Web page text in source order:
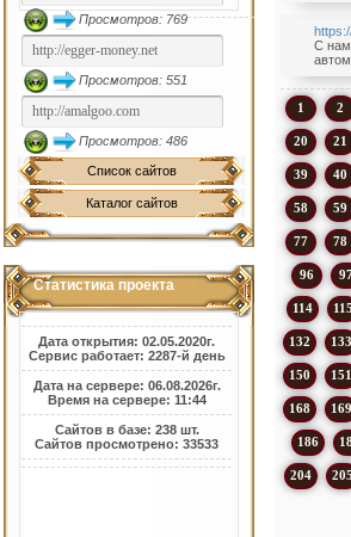
Просмотров: 769
Просмотров: 551
Просмотров: 486
Список сайтов
Каталог сайтов
Статистика проекта
Дата открытия: 02.05.2020г.
Сервис работает: 2287-й день
Дата на сервере: 06.08.2026г.
Время на сервере: 11:44
Сайтов в базе: 238 шт.
Сайтов просмотрено: 33533
С
1 2
20 21
39 40
58 59
77 78
96
114 115
132 133
150 151
168 169
186
204 205